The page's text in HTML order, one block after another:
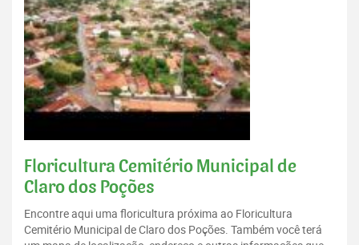
Floricultura Cemitério Municipal de
Claro dos Poções
Encontre aqui uma floricultura próxima ao Floricultura
Cemitério Municipal de Claro dos Poções. Também você terá